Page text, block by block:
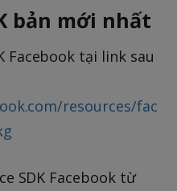
bản mới nhất
Facebook tại link sau
resources/fac
SDK Facebook từ